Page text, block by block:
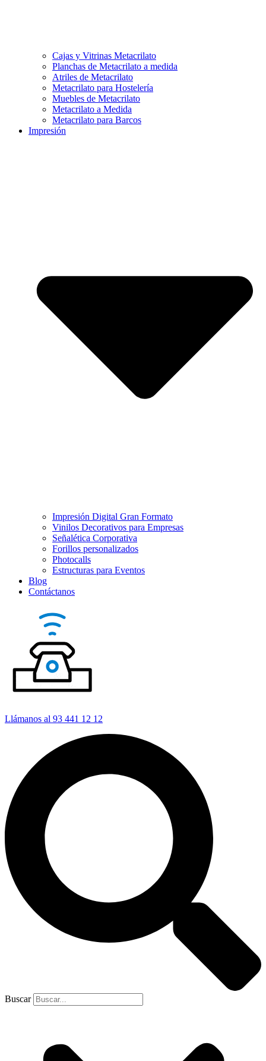
Cajas y Vitrinas Metacrilato
Planchas de Metacrilato a medida
Atriles de Metacrilato
Metacrilato para Hostelería
Muebles de Metacrilato
Metacrilato a Medida
Metacrilato para Barcos
Impresión
Impresión Digital Gran Formato
Vinilos Decorativos para Empresas
Señalética Corporativa
Forillos personalizados
Photocalls
Estructuras para Eventos
Blog
Contáctanos
Llámanos al 93 441 12 12
Buscar